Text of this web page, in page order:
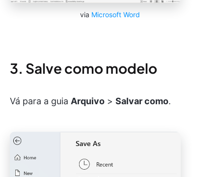
via Microsoft Word
3. Salve como modelo
Vá para a guia Arquivo > Salvar como.